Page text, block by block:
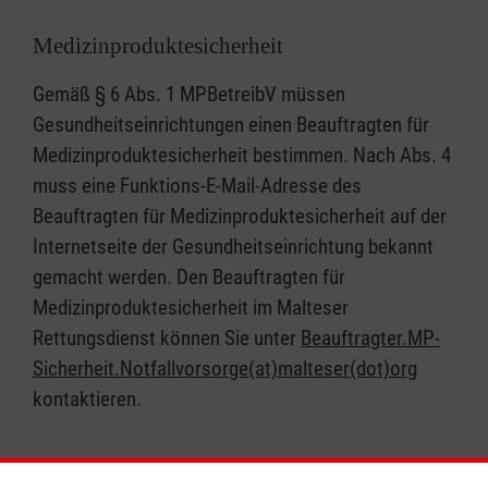
Medizinproduktesicherheit
Gemäß § 6 Abs. 1 MPBetreibV müssen
Gesundheitseinrichtungen einen Beauftragten für
Medizinproduktesicherheit bestimmen. Nach Abs. 4
muss eine Funktions-E-Mail-Adresse des
Beauftragten für Medizinproduktesicherheit auf der
Internetseite der Gesundheitseinrichtung bekannt
gemacht werden. Den Beauftragten für
Medizinproduktesicherheit im Malteser
Rettungsdienst können Sie unter Beauftragter.MP-
Sicherheit.Notfallvorsorge(at)malteser(dot)org
kontaktieren.